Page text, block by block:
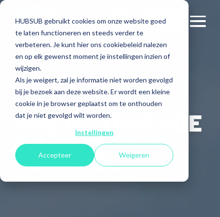
HUBSUB gebruikt cookies om onze website goed
te laten functioneren en steeds verder te
verbeteren. Je kunt hier ons cookiebeleid nalezen
en op elk gewenst moment je instellingen inzien of
wijzigen.
Als je weigert, zal je informatie niet worden gevolgd
bij je bezoek aan deze website. Er wordt een kleine
cookie in je browser geplaatst om te onthouden
dat je niet gevolgd wilt worden.
Instellingen
Accepteer Weigeren
Contact
PROJECTPARADE
MARK BIJ BAM
SCHIPHOL